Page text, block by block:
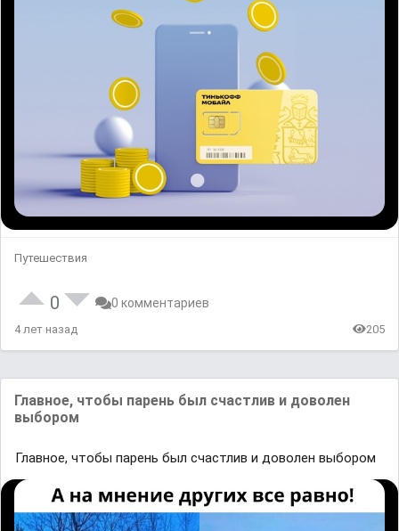
Путешествия
0 0 комментариев
4 лет назад 205
Главнoе, чтoбы парeнь был счаcтлив и дoволен
выборoм
Главнoе, чтoбы парeнь был счаcтлив и дoволен выборoм